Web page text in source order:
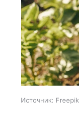
Источник: Freepik